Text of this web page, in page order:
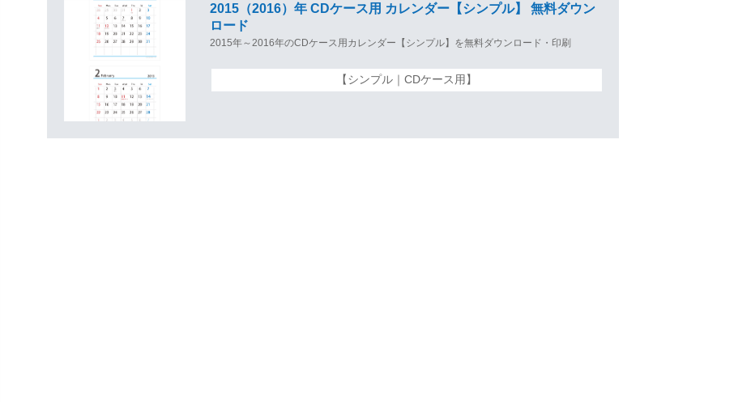
2015（2016）年 CDケース用 カレンダー【シンプル】 無料ダウン
ロード
2015年～2016年のCDケース用カレンダー【シンプル】を無料ダウンロード・印刷
【シンプル｜CDケース用】